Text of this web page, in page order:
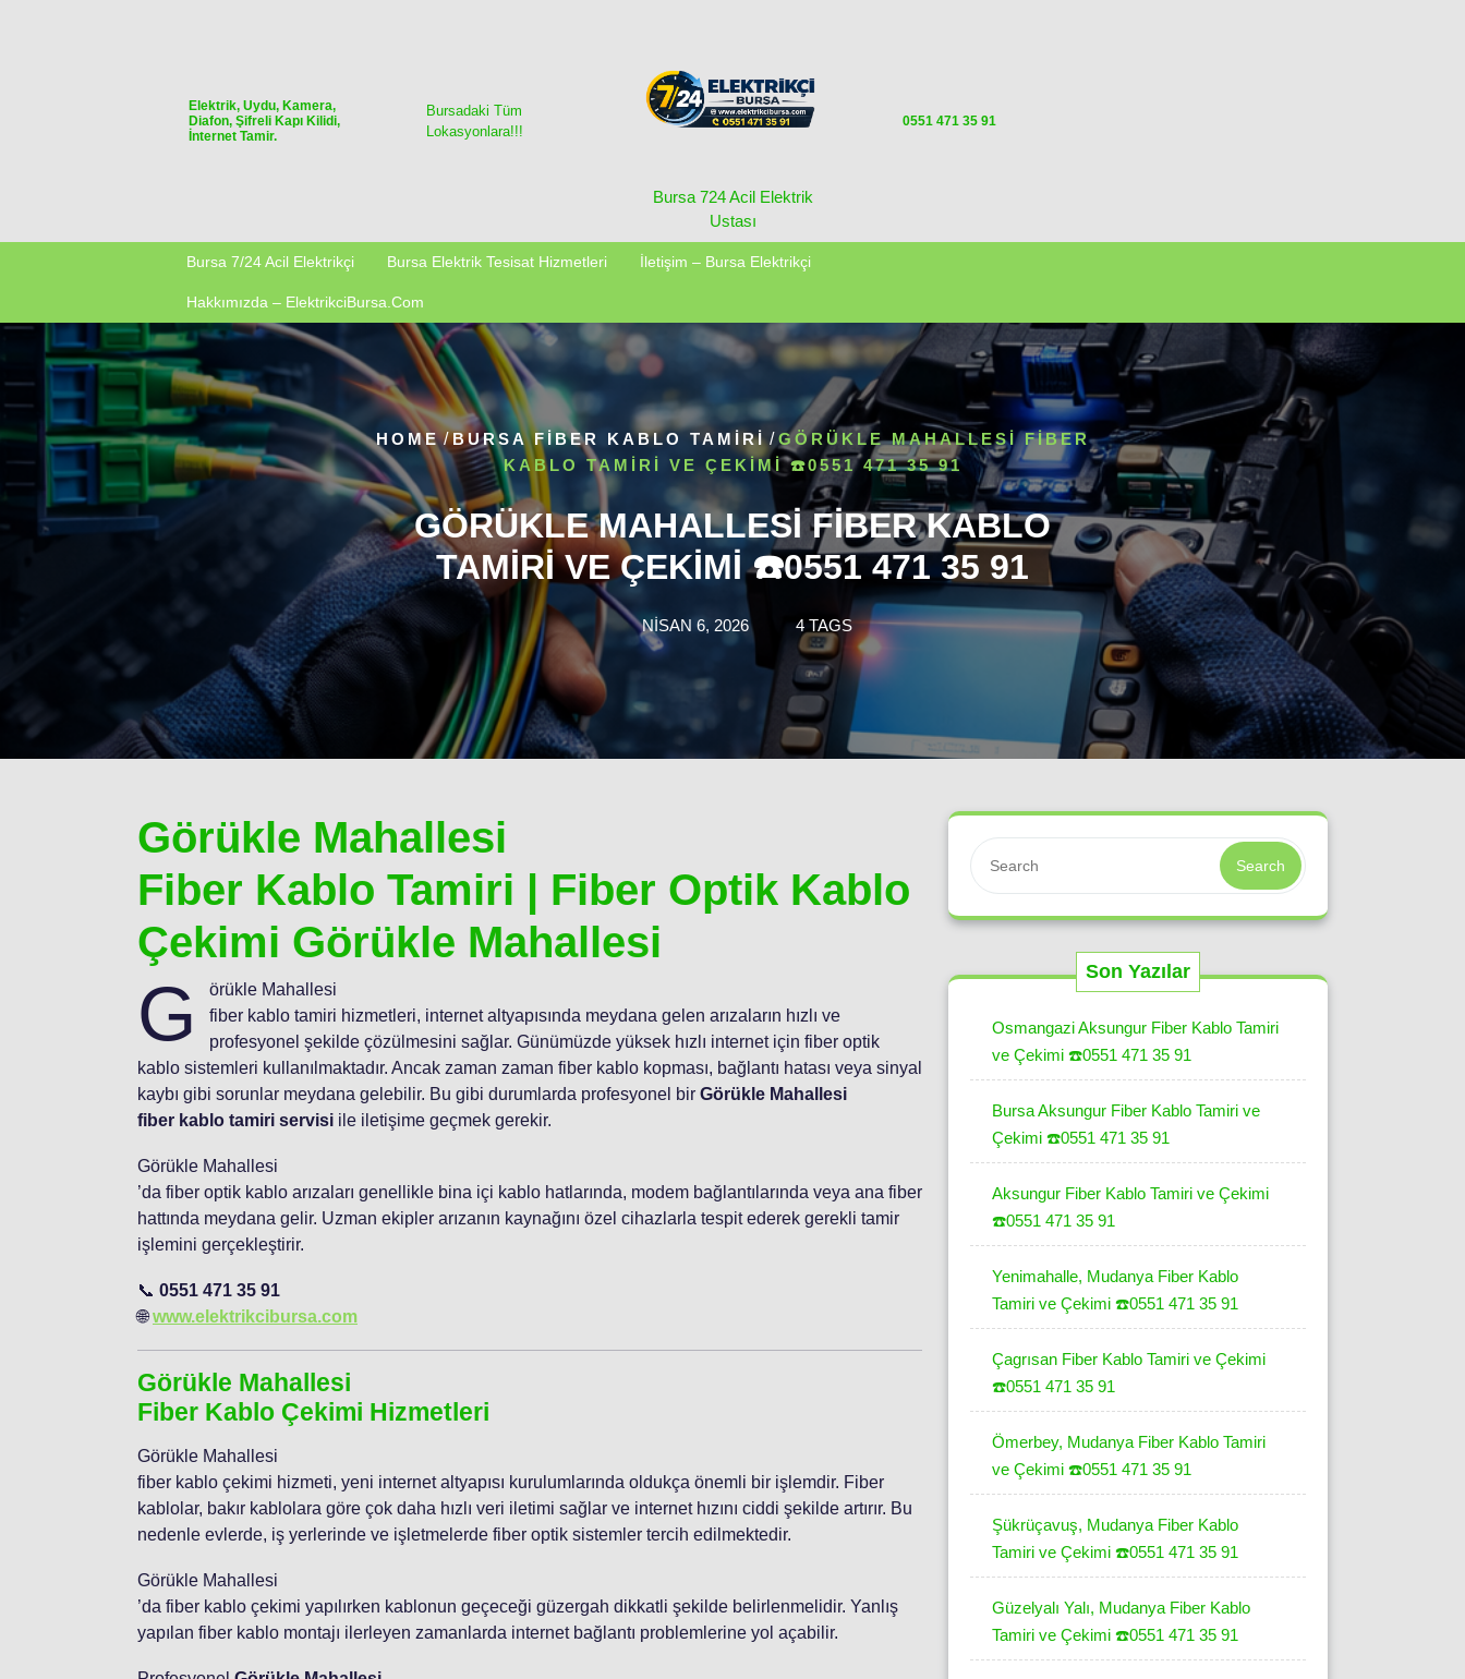
Elektrik, Uydu, Kamera,
Diafon, Şifreli Kapı Kilidi,
İnternet Tamir.
Bursadaki Tüm
Lokasyonlara!!!
Bursa 724 Acil Elektrik
Ustası
0551 471 35 91
Bursa 7/24 Acil Elektrikçi Bursa Elektrik Tesisat Hizmetleri İletişim – Bursa Elektrikçi
Hakkımızda – ElektrikciBursa.com
HOME/BURSA FİBER KABLO TAMİRİ/GÖRÜKLE MAHALLESI FIBER
KABLO TAMIRI VE ÇEKIMI ☎️0551 471 35 91
GÖRÜKLE MAHALLESI FIBER KABLO
TAMIRI VE ÇEKIMI ☎️0551 471 35 91
NISAN 6, 2026 4 TAGS
Görükle Mahallesi
Fiber Kablo Tamiri | Fiber Optik Kablo
Çekimi Görükle Mahallesi
G
örükle Mahallesi
fiber kablo tamiri hizmetleri, internet altyapısında meydana gelen arızaların hızlı ve
profesyonel şekilde çözülmesini sağlar. Günümüzde yüksek hızlı internet için fiber optik
kablo sistemleri kullanılmaktadır. Ancak zaman zaman fiber kablo kopması, bağlantı hatası veya sinyal
kaybı gibi sorunlar meydana gelebilir. Bu gibi durumlarda profesyonel bir Görükle Mahallesi
fiber kablo tamiri servisi ile iletişime geçmek gerekir.
Görükle Mahallesi
’da fiber optik kablo arızaları genellikle bina içi kablo hatlarında, modem bağlantılarında veya ana fiber
hattında meydana gelir. Uzman ekipler arızanın kaynağını özel cihazlarla tespit ederek gerekli tamir
işlemini gerçekleştirir.
📞 0551 471 35 91
🌐www.elektrikcibursa.com
Görükle Mahallesi
Fiber Kablo Çekimi Hizmetleri
Görükle Mahallesi
fiber kablo çekimi hizmeti, yeni internet altyapısı kurulumlarında oldukça önemli bir işlemdir. Fiber
kablolar, bakır kablolara göre çok daha hızlı veri iletimi sağlar ve internet hızını ciddi şekilde artırır. Bu
nedenle evlerde, iş yerlerinde ve işletmelerde fiber optik sistemler tercih edilmektedir.
Görükle Mahallesi
’da fiber kablo çekimi yapılırken kablonun geçeceği güzergah dikkatli şekilde belirlenmelidir. Yanlış
yapılan fiber kablo montajı ilerleyen zamanlarda internet bağlantı problemlerine yol açabilir.
Search
Son Yazılar
Osmangazi Aksungur Fiber Kablo Tamiri
ve Çekimi ☎️0551 471 35 91
Bursa Aksungur Fiber Kablo Tamiri ve
Çekimi ☎️0551 471 35 91
Aksungur Fiber Kablo Tamiri ve Çekimi
☎️0551 471 35 91
Yenimahalle, Mudanya Fiber Kablo
Tamiri ve Çekimi ☎️0551 471 35 91
Çagrısan Fiber Kablo Tamiri ve Çekimi
☎️0551 471 35 91
Ömerbey, Mudanya Fiber Kablo Tamiri
ve Çekimi ☎️0551 471 35 91
Şükrüçavuş, Mudanya Fiber Kablo
Tamiri ve Çekimi ☎️0551 471 35 91
Güzelyalı Yalı, Mudanya Fiber Kablo
Tamiri ve Çekimi ☎️0551 471 35 91